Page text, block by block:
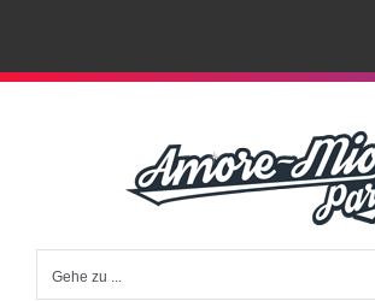
Zum
Gehe zu ...